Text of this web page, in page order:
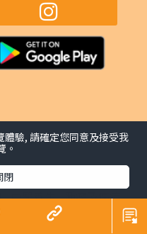
中醫養生 腫瘤及癌症
女性疾病
老人病
驗, 請確定您同意及接受我
。
閉